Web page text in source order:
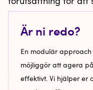
Är ni redo?
En modulär
möjliggör att agera
effektivt. Vi hjälper er